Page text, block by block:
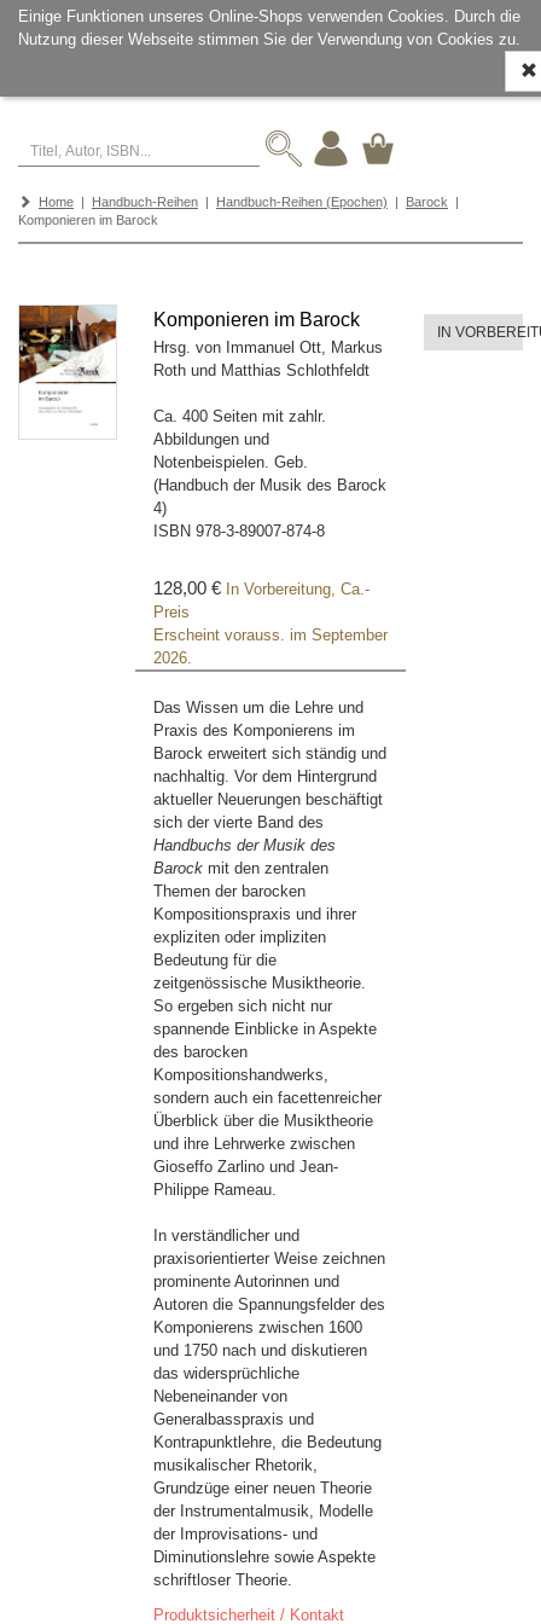
Einige Funktionen unseres Online-Shops verwenden Cookies. Durch die
Nutzung dieser Webseite stimmen Sie der Verwendung von Cookies zu.
ein-/
Home | Handbuch-Reihen | Handbuch-Reihen (Epochen) | Barock |
Komponieren im Barock
Komponieren im Barock
Hrsg. von Immanuel Ott, Markus
Roth und Matthias Schlothfeldt
Ca. 400 Seiten mit zahlr.
Abbildungen und
Notenbeispielen. Geb.
(Handbuch der Musik des Barock
4)
ISBN 978-3-89007-874-8
128,00 € In Vorbereitung, Ca.-
Preis
Erscheint vorauss. im September
2026.
IN
Das Wissen um die Lehre und
Praxis des Komponierens im
Barock erweitert sich ständig und
nachhaltig. Vor dem Hintergrund
aktueller Neuerungen beschäftigt
sich der vierte Band des
Handbuchs der Musik des
Barock mit den zentralen
Themen der barocken
Kompositionspraxis und ihrer
expliziten oder impliziten
Bedeutung für die
zeitgenössische Musiktheorie.
So ergeben sich nicht nur
spannende Einblicke in Aspekte
des barocken
Kompositionshandwerks,
sondern auch ein facettenreicher
Überblick über die Musiktheorie
und ihre Lehrwerke zwischen
Gioseffo Zarlino und Jean-
Philippe Rameau.
In verständlicher und
praxisorientierter Weise zeichnen
prominente Autorinnen und
Autoren die Spannungsfelder des
Komponierens zwischen 1600
und 1750 nach und diskutieren
das widersprüchliche
Nebeneinander von
Generalbasspraxis und
Kontrapunktlehre, die Bedeutung
musikalischer Rhetorik,
Grundzüge einer neuen Theorie
der Instrumentalmusik, Modelle
der Improvisations- und
Diminutionslehre sowie Aspekte
schriftloser Theorie.
Produktsicherheit / Kontakt